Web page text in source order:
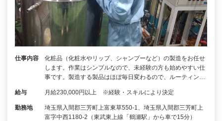
仕事内容
化粧品（化粧水やリップ、シャンプーなど）の製造をお任せ
します。作業はシンプルなので、未経験の方も始めやすい仕
事です。製造する製品はほぼ毎日変わるので、ルーティン…
給与 月給230,000円以上 ※経験・スキルにより決定
勤務地
埼玉県入間郡三芳町上富東草550-1、埼玉県入間郡三芳町上
富字中西1180-2（東武東上線「鶴瀬駅」から車で15分）